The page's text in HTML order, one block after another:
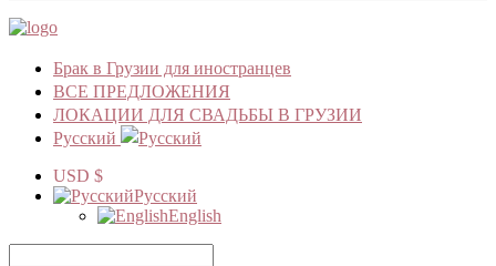
Брак в Грузии для иностранцев
ВСЕ ПРЕДЛОЖЕНИЯ
ЛОКАЦИИ ДЛЯ СВАДЬБЫ В ГРУЗИИ
Русский
USD $
Русский
English